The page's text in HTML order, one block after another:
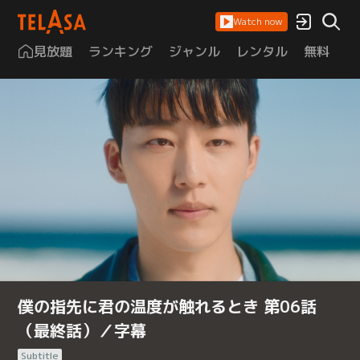
Watch now
見放題 ランキング ジャンル レンタル 無料
僕の指先に君の温度が触れるとき 第06話
（最終話）／字幕
Subtitle